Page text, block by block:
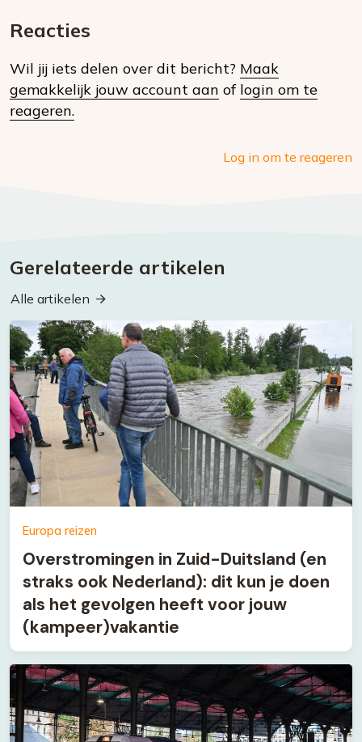
social
Reacties
Wil jij iets delen over dit bericht? Maak
gemakkelijk jouw account aan of login om te
reageren.
Log in om te reageren
Gerelateerde artikelen
Alle artikelen
Europa reizen
Overstromingen in Zuid-Duitsland (en
straks ook Nederland): dit kun je doen
als het gevolgen heeft voor jouw
(kampeer)vakantie